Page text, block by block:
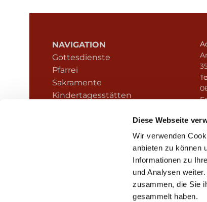
Diese Webseite
Wir verwenden
anbieten zu können
Informationen zu
und Analysen
zusammen, die Sie
gesammelt haben.
NAVIGATION
Gottesdienste
Pfarrei
Sakramente
Kindertagesstätten
Hinweisgeberschutz